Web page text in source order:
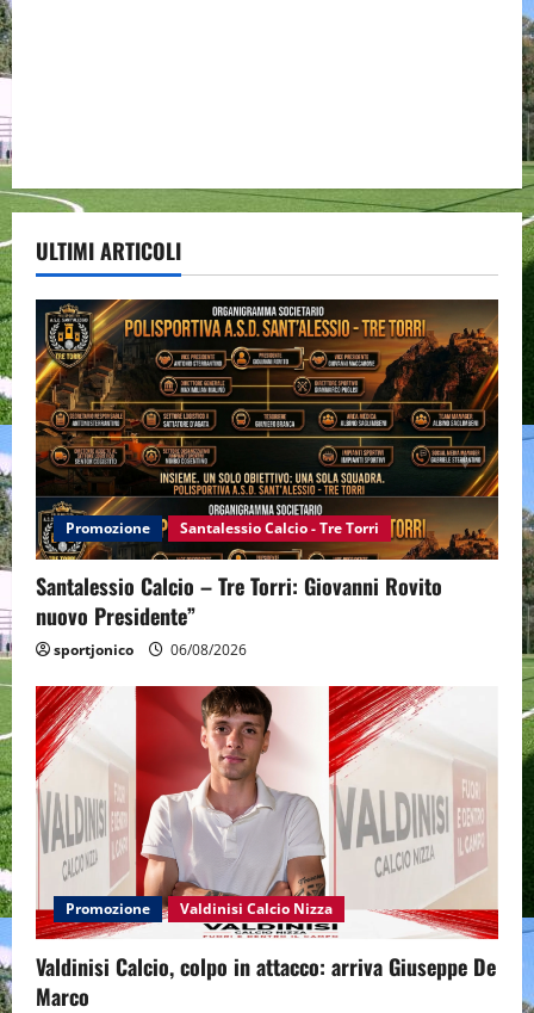
ULTIMI ARTICOLI
Promozione Santalessio Calcio - Tre Torri
Santalessio Calcio – Tre Torri: Giovanni Rovito
nuovo Presidente”
sportjonico 06/08/2026
Promozione Valdinisi Calcio Nizza
Valdinisi Calcio, colpo in attacco: arriva Giuseppe De
Marco